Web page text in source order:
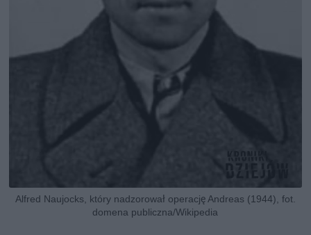
Alfred Naujocks, który nadzorował operację Andreas (1944), fot.
domena publiczna/Wikipedia